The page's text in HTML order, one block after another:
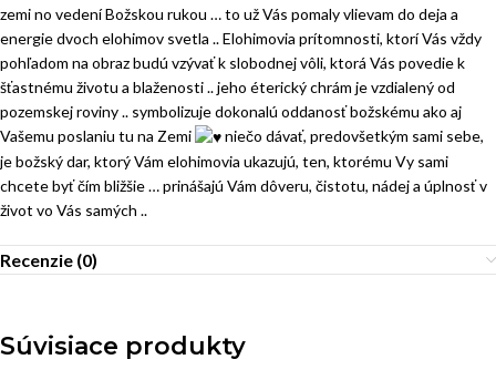
zemi no vedení Božskou rukou … to už Vás pomaly vlievam do deja a
energie dvoch elohimov svetla .. Elohimovia prítomnosti, ktorí Vás vždy
pohľadom na obraz budú vzývať k slobodnej vôli, ktorá Vás povedie k
šťastnému životu a blaženosti .. jeho éterický chrám je vzdialený od
pozemskej roviny .. symbolizuje dokonalú oddanosť božskému ako aj
Vašemu poslaniu tu na Zemi
niečo dávať, predovšetkým sami sebe,
je božský dar, ktorý Vám elohimovia ukazujú, ten, ktorému Vy sami
chcete byť čím bližšie … prinášajú Vám dôveru, čistotu, nádej a úplnosť v
život vo Vás samých ..
Recenzie (0)
Súvisiace produkty